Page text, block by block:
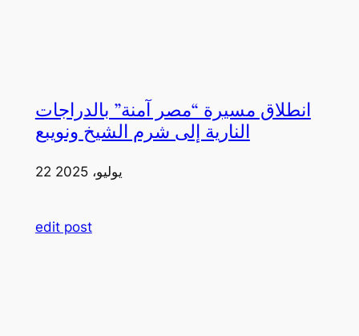
انطلاق مسيرة “مصر آمنة” بالدراجات
النارية إلى شرم الشيخ ونويبع
22 يوليو، 2025
edit post